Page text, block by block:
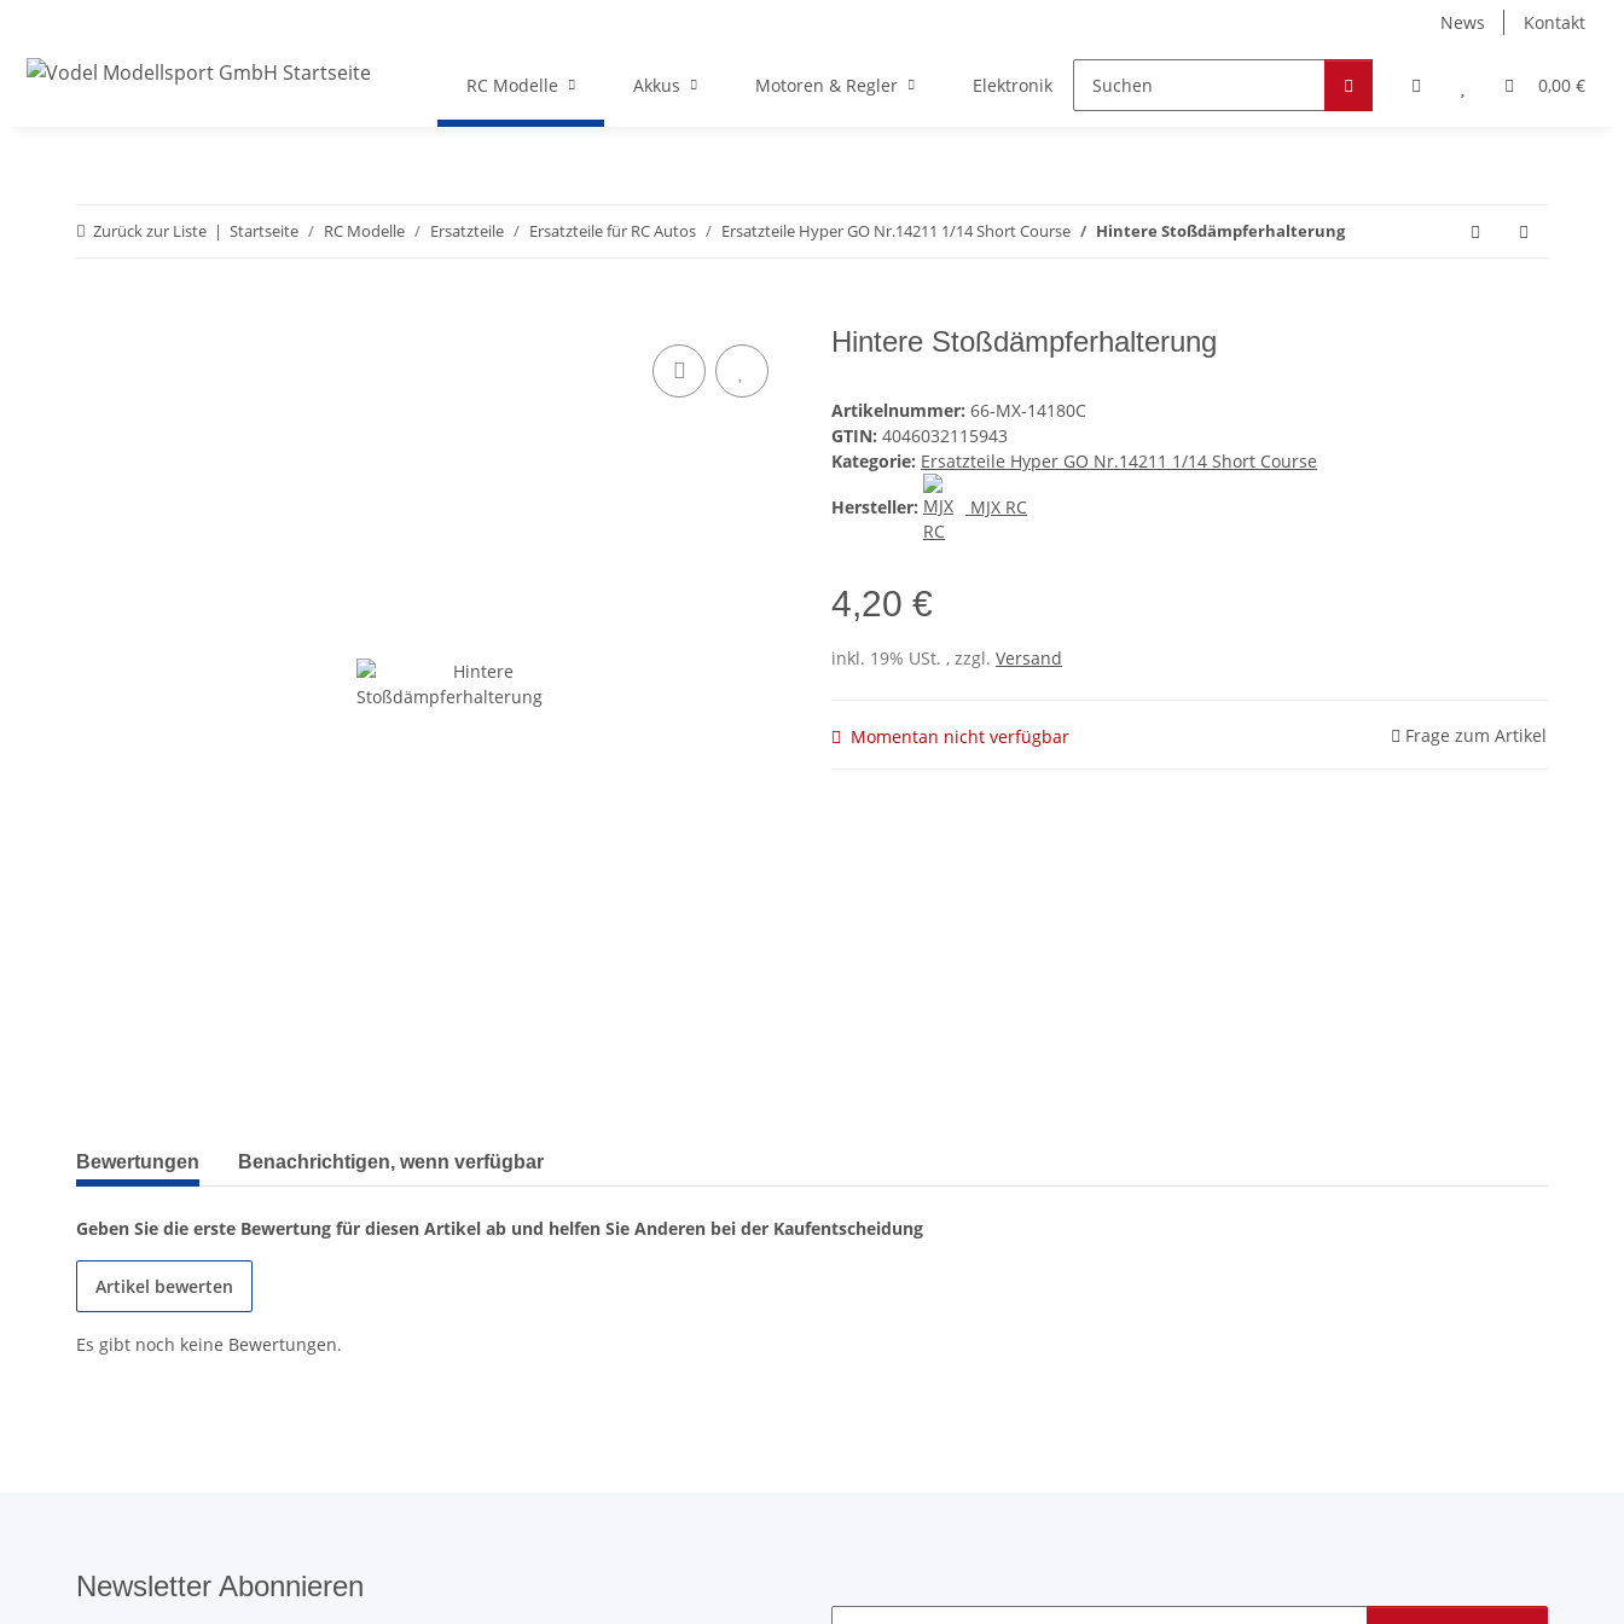
News Kontakt
0,00 €
RC Modelle Akkus Motoren & Regler Elektronik Zubehör Hobby & Freizeit Werkstoffe
Zurück zur Liste Startseite RC Modelle Ersatzteile Ersatzteile für RC Autos Ersatzteile Hyper GO Nr.14211 1/14 Short Course Hintere Stoßdämpferhalterung
Hintere Stoßdämpferhalterung
Artikelnummer: 66-MX-14180C
GTIN: 4046032115943
Kategorie: Ersatzteile Hyper GO Nr.14211 1/14 Short Course
Hersteller:
MJX RC
4,20 €
inkl. 19% USt. , zzgl. Versand
Momentan nicht verfügbar Frage zum Artikel
weitere Registerkarten anzeigen
Bewertungen Benachrichtigen, wenn verfügbar
Geben Sie die erste Bewertung für diesen Artikel ab und helfen Sie Anderen bei der Kaufentscheidung
Artikel bewerten
Es gibt noch keine Bewertungen.
Newsletter Abonnieren